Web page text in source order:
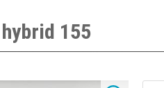
155